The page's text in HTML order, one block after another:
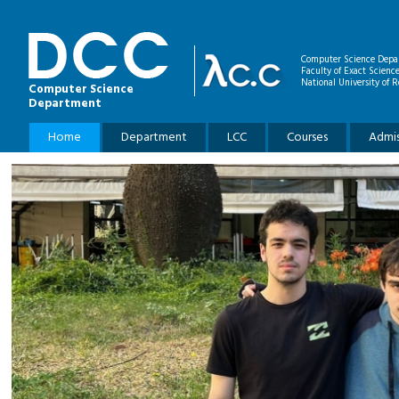
Computer Science
Department
Computer Science
Faculty of Exact
National University of
Main menu
Home Department LCC Courses